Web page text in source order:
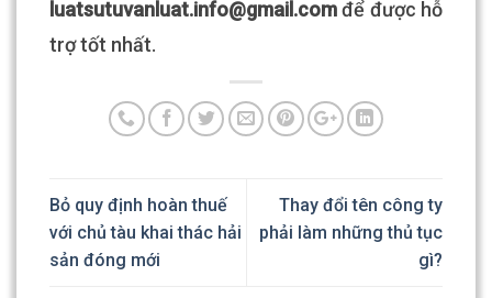
luatsutuvanluat.info@gmail.com​để được hỗ
trợ tốt nhất.
Bỏ quy định hoàn thuế
với chủ tàu khai thác hải
sản đóng mới
Thay đổi tên công ty
phải làm những thủ tục
gì?